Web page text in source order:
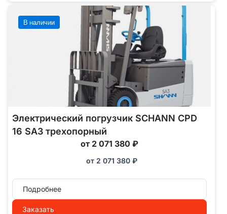
В наличии
Электрический погрузчик SCHANN CPD
16 SA3 трехопорный
от 2 071 380 ₽
от 2 071 380 ₽
Подробнее
Заказать